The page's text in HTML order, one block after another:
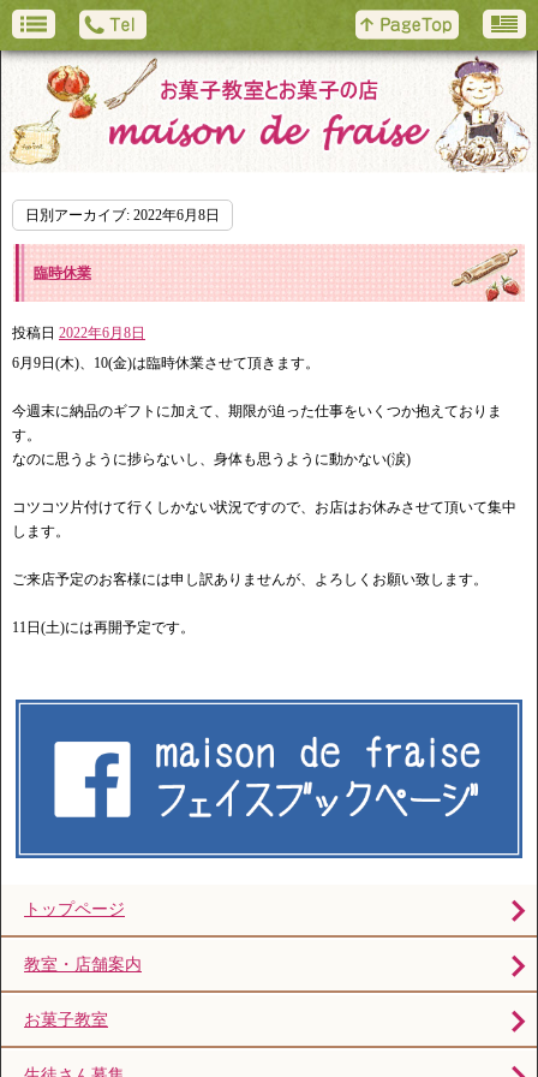
日別アーカイブ: 2022年6月8日
臨時休業
投稿日 2022年6月8日
6月9日(木)、10(金)は臨時休業させて頂きます。
今週末に納品のギフトに加えて、期限が迫った仕事をいくつか抱えておりま
す。
なのに思うように捗らないし、身体も思うように動かない(涙)
コツコツ片付けて行くしかない状況ですので、お店はお休みさせて頂いて集中
します。
ご来店予定のお客様には申し訳ありませんが、よろしくお願い致します。
11日(土)には再開予定です。
トップページ
教室・店舗案内
お菓子教室